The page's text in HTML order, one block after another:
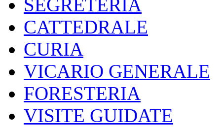
SEGRETERIA
CATTEDRALE
CURIA
VICARIO GENERALE
FORESTERIA
VISITE GUIDATE